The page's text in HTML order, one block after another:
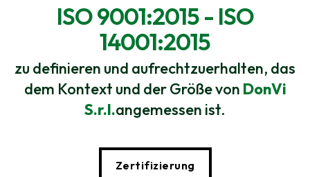
ISO 9001:2015 - ISO
14001:2015
zu definieren und aufrechtzuerhalten, das
dem Kontext und der Größe von DonVi
S.r.l.angemessen ist.
Zertifizierung